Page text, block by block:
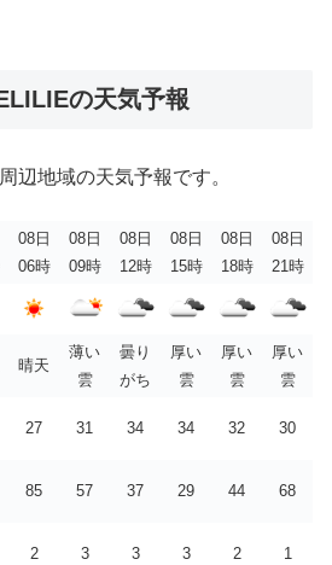
の天気予報
辺地域の天気予報です。
08日
06時
08日
09時
08日
12時
08日
15時
08日
18時
08日
21時
晴天
薄い
雲
曇り
がち
厚い
雲
厚い
雲
厚い
雲
27 31 34 34 32 30
85 57 37 29 44 68
2 3 3 3 2 1